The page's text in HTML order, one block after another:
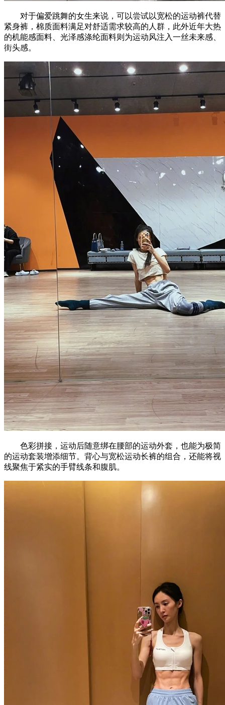
对于偏爱跳舞的女生来说，可以尝试以宽松的运动裤代替
紧身裤，棉质面料满足对舒适需求较高的人群，此外近年大热
的机能感面料、光泽感涤纶面料则为运动风注入一丝未来感、
街头感。
色彩拼接，运动后随意绑在腰部的运动外套，也能为极简
的运动套装增添细节。背心与宽松运动长裤的组合，还能将视
线聚焦于紧实的手臂线条和腹肌。